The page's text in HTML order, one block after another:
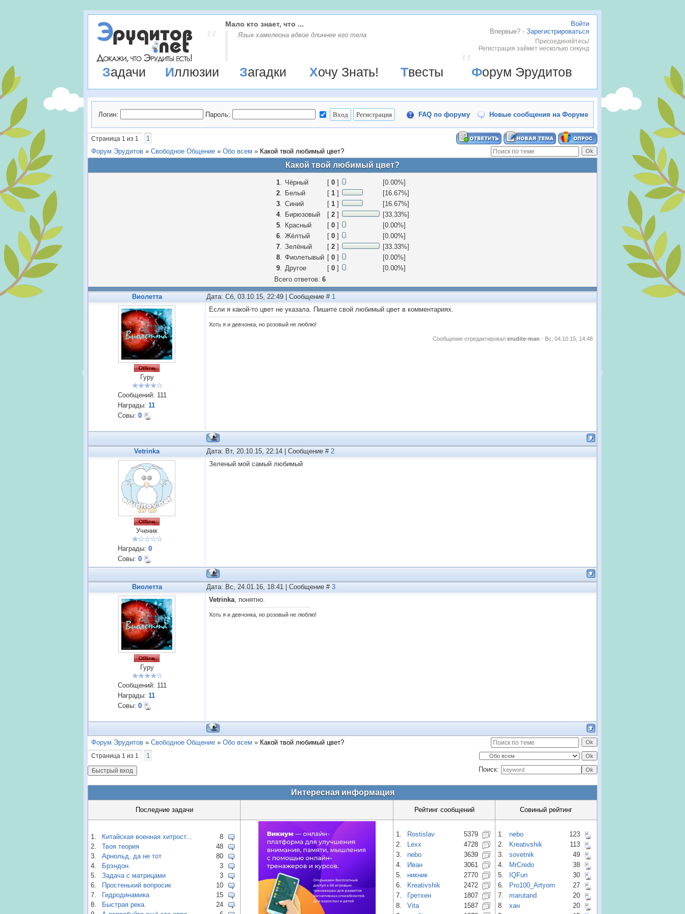
Войти
Впервые? - Зарегистрироваться
Присоединяйтесь!
Регистрация займет несколько секунд
Мало кто знает, что ...
Язык хамелеона вдвое длиннее его тела
Задачи Иллюзии Загадки Хочу Знать! Твесты Форум Эрудитов
Логин: Пароль: FAQ по форуму Новые сообщения на Форуме
Страница 1 из 1
1
Форум Эрудитов » Свободное Общение » Обо всем » Какой твой любимый цвет?
Какой твой любимый цвет?
1. Чёрный [ 0]
[0.00%]
2. Белый [ 1]
[16.67%]
3. Синий [ 1]
[16.67%]
4. Бирюзовый [ 2]
[33.33%]
5. Красный [ 0]
[0.00%]
6. Жёлтый [ 0]
[0.00%]
7. Зелёный [ 2]
[33.33%]
8. Фиолетывый [ 0]
[0.00%]
9. Другое [ 0]
[0.00%]
Всего ответов: 6
Виолетта Дата: Сб, 03.10.15, 22:49 | Сообщение # 1
Гуру
Сообщений: 111
Награды: 11
Совы: 0
Если я какой-то цвет не указала. Пишите свой любимый цвет в комментариях.
Хоть я и девчонка, но розовый не люблю!
Сообщение отредактировал erudite-man - Вс, 04.10.15, 14:48
Vetrinka Дата: Вт, 20.10.15, 22:14 | Сообщение # 2
Ученик
Награды: 0
Совы: 0
Зеленый мой самый любимый
Виолетта Дата: Вс, 24.01.16, 18:41 | Сообщение # 3
Гуру
Сообщений: 111
Награды: 11
Совы: 0
Vetrinka, понятно.
Хоть я и девчонка, но розовый не люблю!
Форум Эрудитов » Свободное Общение » Обо всем » Какой твой любимый цвет?
Страница 1 из 1
1
Поиск:
Интересная информация
Последние задачи Рейтинг сообщений Совиный рейтинг
1. Китайская военная хитрост...
8
2.
Твоя теория
48
3.
Арнольд, да не тот
80
4.
Брэндон.
3
5.
Задача с матрицами
3
6.
Простенький вопросик
10
7.
Гидродинамика
15
8.
Быстрая река.
24
1. Rostislav
5379
2.
Lexx
4728
3.
nebo
3639
4.
Иван
3061
5.
никник
2770
6.
Kreativshik
2472
7.
Гретхен
1807
8.
Vita
1587
1. nebo
123
2.
Kreativshik
113
3.
sovetnik
49
4.
MrCredo
38
5.
IQFun
30
6.
Pro100_Artyom
27
7.
marutand
20
8.
хан
20